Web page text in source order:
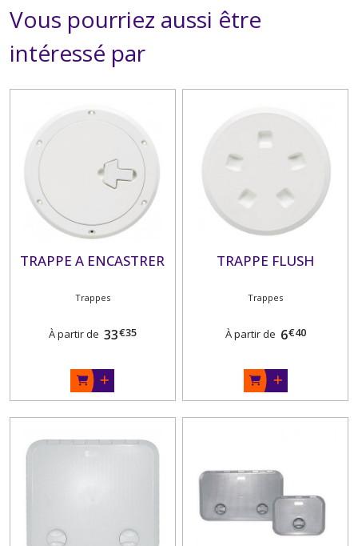
Vous pourriez aussi être
intéressé par
TRAPPE A ENCASTRER
Trappes
À partir de 33€35
TRAPPE FLUSH
Trappes
À partir de 6€40